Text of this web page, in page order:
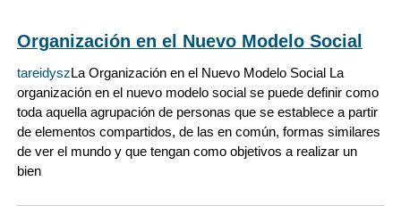
Organización en el Nuevo Modelo Social
tareidyszLa Organización en el Nuevo Modelo Social La
organización en el nuevo modelo social se puede definir como
toda aquella agrupación de personas que se establece a partir
de elementos compartidos, de las en común, formas similares
de ver el mundo y que tengan como objetivos a realizar un
bien